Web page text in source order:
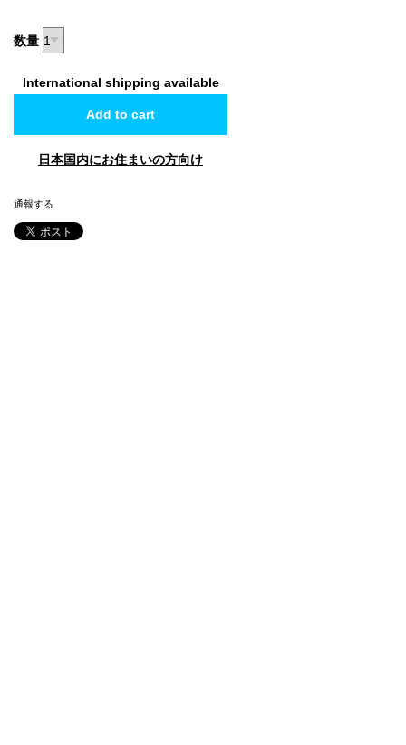
数量
International shipping available
Add to cart
日本国内にお住まいの方向け
通報する